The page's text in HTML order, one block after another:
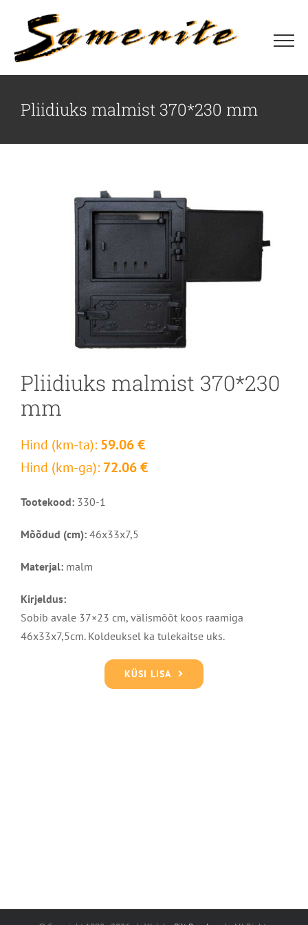
content
Pliidiuks malmist 370*230 mm
Pliidiuks malmist 370*230
mm
Hind (km-ta): 59.06 €
Hind (km-ga): 72.06 €
Tootekood: 330-1
Mõõdud (cm): 46x33x7,5
Materjal: malm
Kirjeldus:
Sobib avale 37×23 cm, välismõõt koos raamiga
46x33x7,5cm. Koldeuksel ka tulekaitse uks.
KÜSI LISA